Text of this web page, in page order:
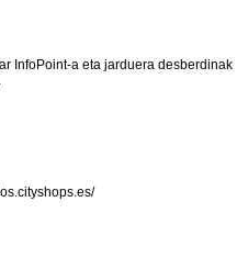
InfoPoint-a eta jarduera desberdinak